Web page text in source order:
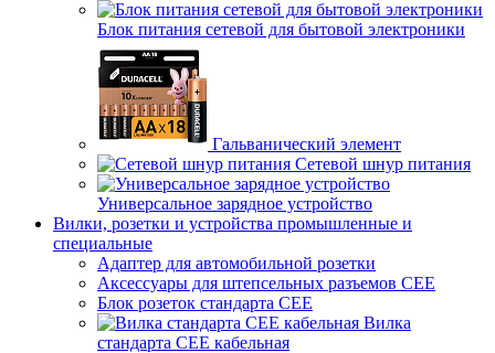
Блок питания сетевой для бытовой электроники
Гальванический элемент
Сетевой шнур питания
Универсальное зарядное устройство
Вилки, розетки и устройства промышленные и
специальные
Адаптер для автомобильной розетки
Аксессуары для штепсельных разъемов CEE
Блок розеток стандарта CEE
Вилка
стандарта CEE кабельная